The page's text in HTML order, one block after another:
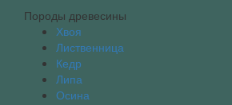
Породы древесины
Хвоя
Лиственница
Кедр
Липа
Осина